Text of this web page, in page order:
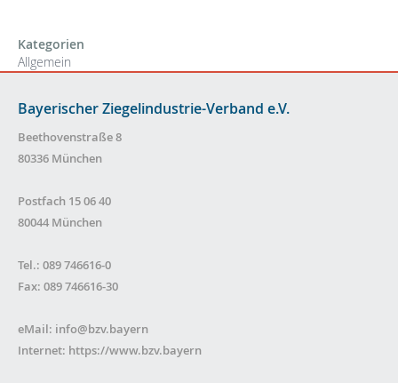
Kategorien
Allgemein
Bayerischer Ziegelindustrie-Verband e.V.
Beethovenstraße 8
80336 München
Postfach 15 06 40
80044 München
Tel.: 089 746616-0
Fax: 089 746616-30
eMail: info@bzv.bayern
Internet: https://www.bzv.bayern